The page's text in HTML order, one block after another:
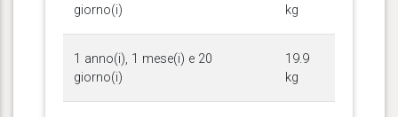
giorno(i)
kg
1 anno(i), 1 mese(i) e 20
giorno(i)
19.9
kg